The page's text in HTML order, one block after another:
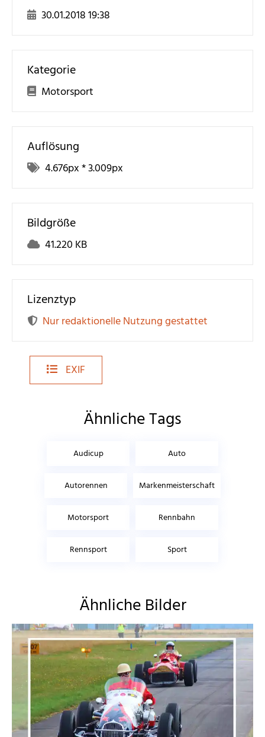
30.01.2018 19:38
Kategorie
Motorsport
Auflösung
4.676px *3.009px
Bildgröße
41.220 KB
Lizenztyp
Nur redaktionelle Nutzung gestattet
EXIF
Ähnliche Tags
Audicup Auto
Autorennen Markenmeisterschaft
Motorsport Rennbahn
Rennsport Sport
Ähnliche Bilder